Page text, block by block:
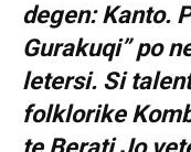
degen: Kanto.
Gurakuqi” po
letersi. Si
folklorike